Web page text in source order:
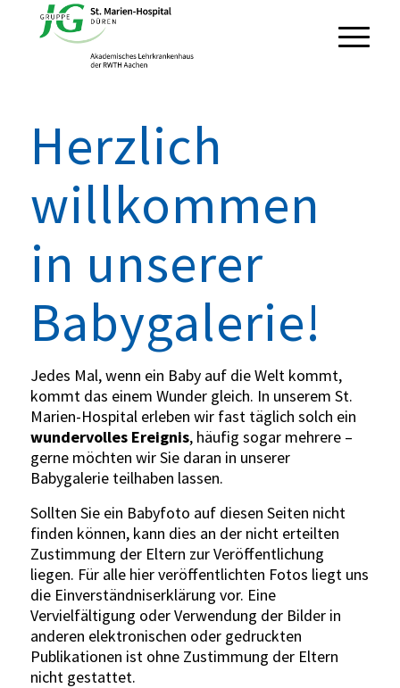
Herzlich
willkommen
in unserer
Babygalerie!
Jedes Mal, wenn ein Baby auf die Welt kommt,
kommt das einem Wunder gleich. In unserem St.
Marien-Hospital erleben wir fast täglich solch ein
wundervolles Ereignis, häufig sogar mehrere –
gerne möchten wir Sie daran in unserer
Babygalerie teilhaben lassen.
Sollten Sie ein Babyfoto auf diesen Seiten nicht
finden können, kann dies an der nicht erteilten
Zustimmung der Eltern zur Veröffentlichung
liegen. Für alle hier veröffentlichten Fotos liegt uns
die Einverständniserklärung vor. Eine
Vervielfältigung oder Verwendung der Bilder in
anderen elektronischen oder gedruckten
Publikationen ist ohne Zustimmung der Eltern
nicht gestattet.